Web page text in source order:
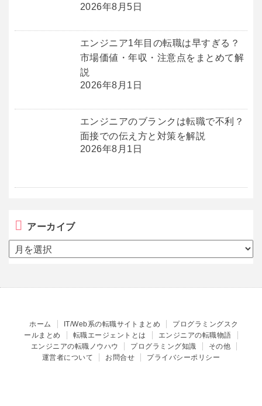
2026年8月5日
エンジニア1年目の転職は早すぎる？
市場価値・年収・注意点をまとめて解
説
2026年8月1日
エンジニアのブランクは転職で不利？
面接での伝え方と対策を解説
2026年8月1日
アーカイブ
ア
ー
ホーム IT/Web系の転職サイトまとめ
プログラミングスク
ールまとめ
転職エージェントとは
エンジニアの転職物語
エンジニアの転職ノウハウ
プログラミング知識
その他
運営者について
お問合せ プライバシーポリシー